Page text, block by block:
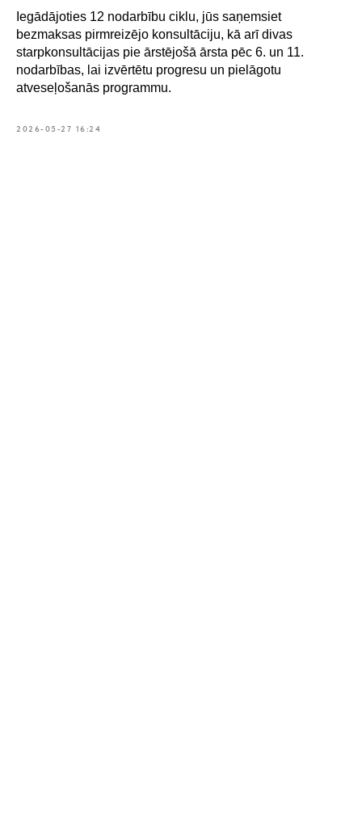
Iegādājoties 12 nodarbību ciklu, jūs saņemsiet
bezmaksas pirmreizējo konsultāciju, kā arī divas
starpkonsultācijas pie ārstējošā ārsta pēc 6. un 11.
nodarbības, lai izvērtētu progresu un pielāgotu
atveseļošanās programmu.
2026-05-27 16:24